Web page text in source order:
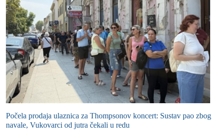
Počela prodaja ulaznica za Thompsonov koncert: Sustav pao zbog
navale, Vukovarci od jutra čekali u redu